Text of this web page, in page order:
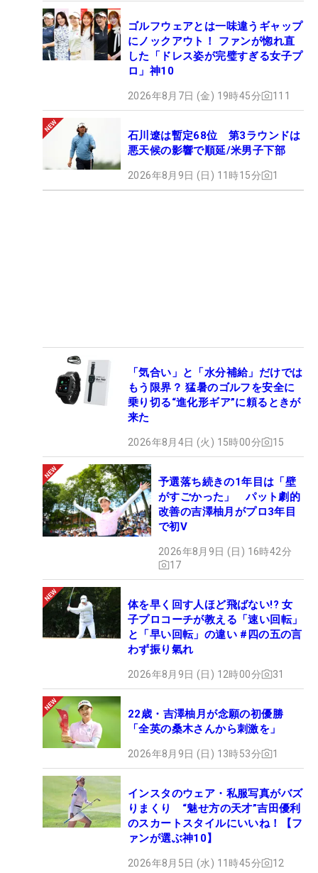
ゴルフウェアとは一味違うギャップ
にノックアウト！ ファンが惚れ直
した「ドレス姿が完璧すぎる女子プ
ロ」神10
2026年8月7日 (金) 19時45分 111
石川遼は暫定68位 第3ラウンドは
悪天候の影響で順延/米男子下部
2026年8月9日 (日) 11時15分 1
「気合い」と「水分補給」だけでは
もう限界？ 猛暑のゴルフを安全に
乗り切る“進化形ギア”に頼るときが
来た
2026年8月4日 (火) 15時00分 15
予選落ち続きの1年目は「壁
がすごかった」 パット劇的
改善の吉澤柚月がプロ3年目
で初V
2026年8月9日 (日) 16時42分
17
体を早く回す人ほど飛ばない!? 女
子プロコーチが教える「速い回転」
と「早い回転」の違い #四の五の言
わず振り氣れ
2026年8月9日 (日) 12時00分 31
22歳・吉澤柚月が念願の初優勝
「全英の桑木さんから刺激を」
2026年8月9日 (日) 13時53分 1
インスタのウェア・私服写真がバズ
りまくり “魅せ方の天才”吉田優利
のスカートスタイルにいいね！【フ
ァンが選ぶ神10】
2026年8月5日 (水) 11時45分 12